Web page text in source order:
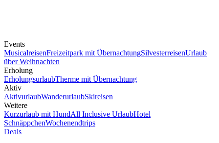
Events
MusicalreisenFreizeitpark mit ÜbernachtungSilvesterreisenUrlaub
über Weihnachten
Erholung
ErholungsurlaubTherme mit Übernachtung
Aktiv
AktivurlaubWanderurlaubSkireisen
Weitere
Kurzurlaub mit HundAll Inclusive UrlaubHotel
SchnäppchenWochenendtrips
Deals